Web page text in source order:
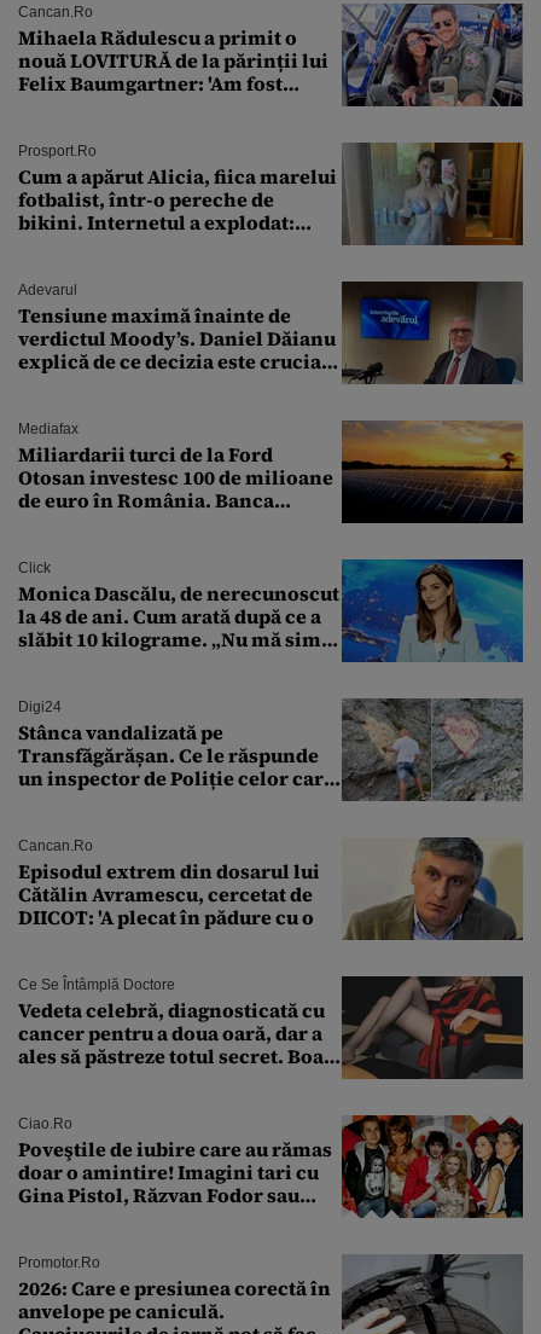
Cancan.ro
Mihaela Rădulescu a primit o
nouă LOVITURĂ de la părinții lui
Felix Baumgartner: 'Am fost
Prosport.ro
Cum a apărut Alicia, fiica marelui
fotbalist, într-o pereche de
bikini. Internetul a explodat:
Adevarul
Tensiune maximă înainte de
verdictul Moody’s. Daniel Dăianu
explică de ce decizia este crucială
Mediafax
Miliardarii turci de la Ford
Otosan investesc 100 de milioane
de euro în România. Banca
Click
Monica Dascălu, de nerecunoscut
la 48 de ani. Cum arată după ce a
slăbit 10 kilograme. „Nu mă simt
Digi24
Stânca vandalizată pe
Transfăgărășan. Ce le răspunde
un inspector de Poliție celor care
Cancan.ro
Episodul extrem din dosarul lui
Cătălin Avramescu, cercetat de
DIICOT: 'A plecat în pădure cu o
Ce Se Întâmplă Doctore
Vedeta celebră, diagnosticată cu
cancer pentru a doua oară, dar a
ales să păstreze totul secret. Boala
Ciao.ro
Poveştile de iubire care au rămas
doar o amintire! Imagini tari cu
Gina Pistol, Răzvan Fodor sau
Promotor.ro
2026: Care e presiunea corectă în
anvelope pe caniculă.